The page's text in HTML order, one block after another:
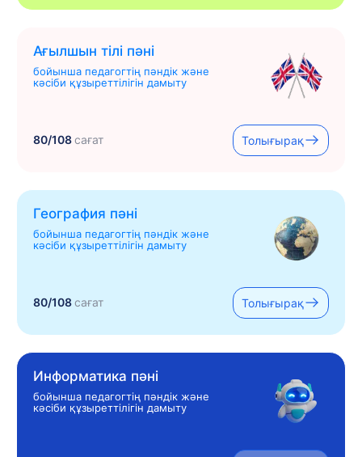
Ағылшын тілі пәні
бойынша педагогтің пәндік және
кәсіби құзыреттілігін дамыту
80/108сағат Толығырақ
География пәні
бойынша педагогтің пәндік және
кәсіби құзыреттілігін дамыту
80/108сағат Толығырақ
Информатика пәні
бойынша педагогтің пәндік және
кәсіби құзыреттілігін дамыту